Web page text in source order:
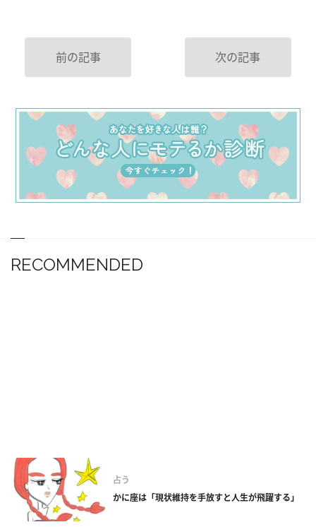
前の記事 次の記事
RECOMMENDED
占う
かに座は「現状維持を手放すと人生が飛躍する」